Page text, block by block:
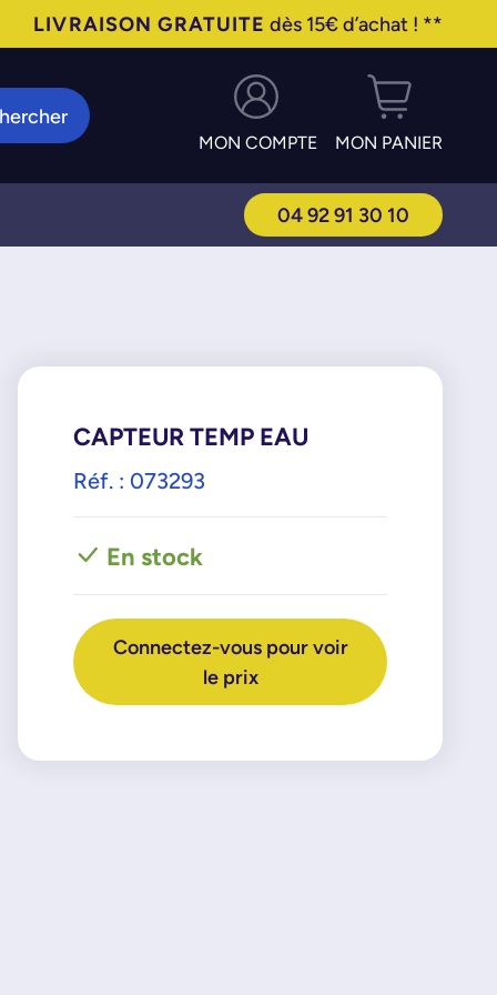
LIVRAISON GRATUITE dès 15€ d’achat ! **
MON COMPTE MON PANIER
04 92 91 30 10
CAPTEUR TEMP EAU
Réf. : 073293
En stock
Connectez-vous pour voir
le prix